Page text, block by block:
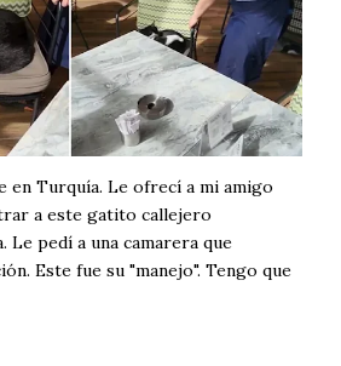
en Turquía. Le ofrecí a mi amigo
a este gatito callejero
Le pedí a una camarera que
Este fue su "manejo". Tengo que